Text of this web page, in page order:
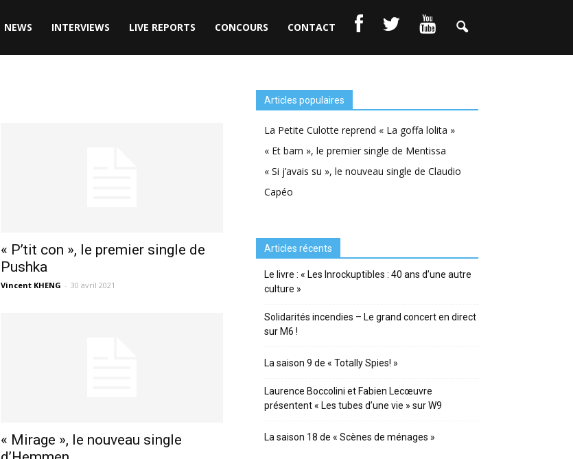
NEWS INTERVIEWS LIVE REPORTS CONCOURS CONTACT
« P’tit con », le premier single de
Pushka
Vincent KHENG - 30 avril 2021
« Mirage », le nouveau single
Articles populaires
La Petite Culotte reprend « La goffa lolita »
« Et bam », le premier single de Mentissa
« Si j’avais su », le nouveau single de Claudio
Capéo
Articles récents
Le livre : « Les Inrockuptibles : 40 ans d’une autre
culture »
Solidarités incendies – Le grand concert en direct
sur M6 !
La saison 9 de « Totally Spies! »
Laurence Boccolini et Fabien Lecœuvre
présentent « Les tubes d’une vie » sur W9
La saison 18 de « Scènes de ménages »